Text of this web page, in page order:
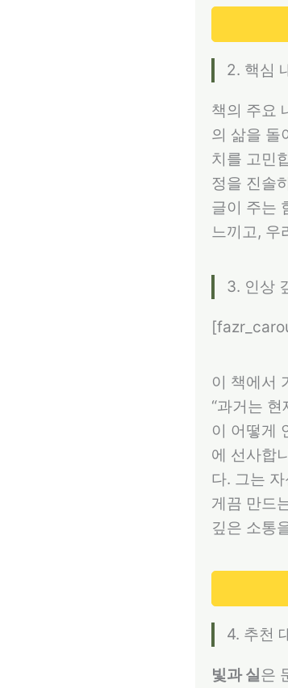
2. 핵심
책의 주요
의 삶을 돌
치를 고민
정을 진솔
글이 주는
느끼고, 우
3. 인상
이 책에서
“과거는
이 어떻게
에 선사합
다. 그는
게끔 만드
깊은 소통
4. 추천
빛과 실은